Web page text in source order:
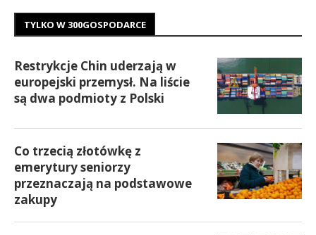
TYLKO W 300GOSPODARCE
Restrykcje Chin uderzają w
europejski przemysł. Na liście
są dwa podmioty z Polski
Co trzecią złotówkę z
emerytury seniorzy
przeznaczają na podstawowe
zakupy